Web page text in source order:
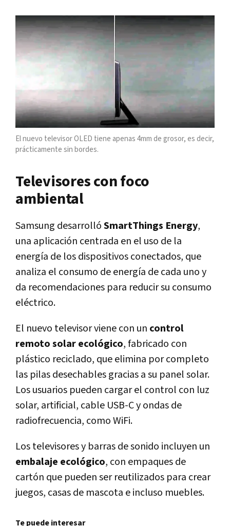
El nuevo televisor OLED tiene apenas 4mm de grosor, es decir,
prácticamente sin bordes.
Televisores con foco
ambiental
Samsung desarrollóSmartThings Energy,
una aplicación centrada en el uso de la
energía de los dispositivos conectados, que
analiza el consumo de energía de cada uno y
da recomendaciones para reducir su consumo
eléctrico.
El nuevo televisor viene con un control
remoto solar ecológico, fabricado con
plástico reciclado, que elimina por completo
las pilas desechables gracias a su panel solar.
Los usuarios pueden cargar el control con luz
solar, artificial, cable USB-C y ondas de
radiofrecuencia, como WiFi.
Los televisores y barras de sonido incluyen un
embalaje ecológico, con empaques de
cartón que pueden ser reutilizados para crear
juegos, casas de mascota e incluso muebles.
Te puede interesar